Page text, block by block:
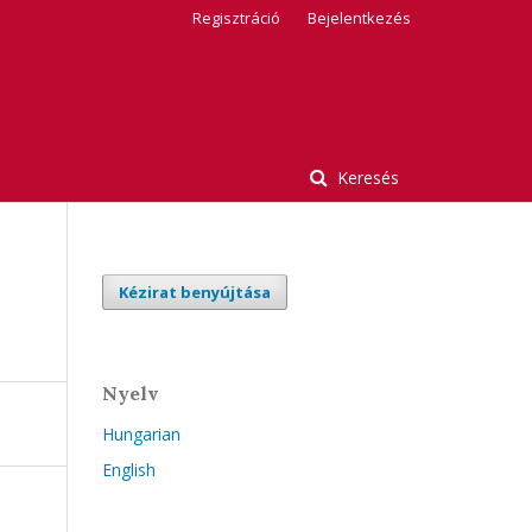
Keresés
Regisztráció Bejelentkezés
Kézirat benyújtása
Nyelv
Hungarian
English